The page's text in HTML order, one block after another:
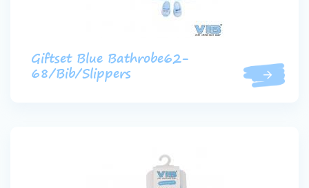
Giftset Blue Bathrobe62-
68/Bib/Slippers